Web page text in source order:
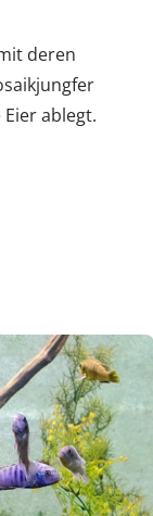
deren
ablegt.